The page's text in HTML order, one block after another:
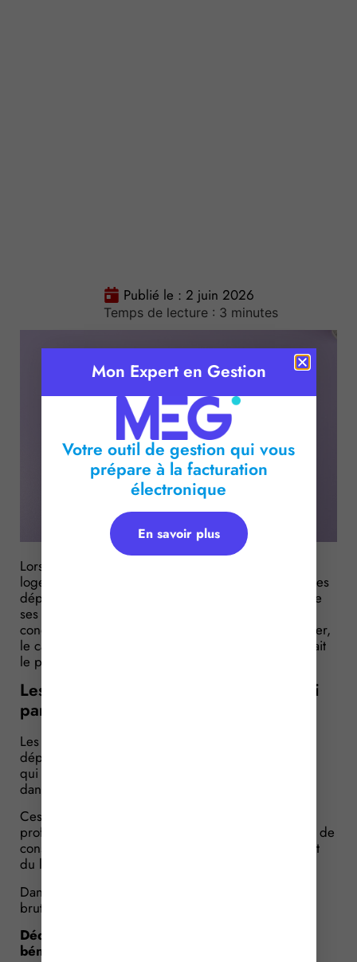
Publié le : 2 juin 2026
Temps de lecture : 3 minutes
Lorsqu’un salarié est contraint de vivre dans un 2nd
logement pour des raisons professionnelles, certaines
dépenses supplémentaires peuvent être déduites de
ses revenus imposables. Encore faut-il remplir les
conditions prévues par l’administration fiscale et opter,
le cas échéant, pour le régime des frais réels. On fait
le point…
Les frais de double résidence : de quoi
parle-t-on ?
Les frais de double résidence correspondent aux
dépenses supplémentaires engagées par un salarié
qui doit résider, pour des raisons professionnelles,
dans un lieu différent de son domicile habituel.
Ces dépenses sont considérées comme des frais
professionnels lorsqu’il est impossible pour le foyer de
conserver une seule résidence en raison notamment
du lieu de travail de chacun des conjoints.
Dans ce cas, elles peuvent être déduites du revenu
brut imposable.
Déduction des frais de double résidence :
bénéficiaires
Mon Expert en Gestion
Votre outil de gestion qui vous
prépare à la facturation
électronique
En savoir plus